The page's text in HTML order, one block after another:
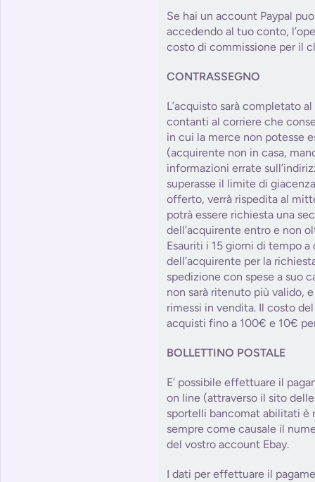
Se hai un account Paypal
accedendo al tuo conto,
costo di commissione per il
CONTRASSEGNO
L’acquisto sarà completato
contanti al corriere che
in cui la merce non potesse
(acquirente non in casa,
informazioni errate
superasse il limite di
offerto, verrà rispedita al
potrà essere richiesta una
dell’acquirente entro e non
Esauriti i 15 giorni di tempo a
dell’acquirente per la
spedizione con spese a suo
non sarà ritenuto più valido,
rimessi in vendita. Il costo
acquisti fino a 100€ e 10€
BOLLETTINO POSTALE
E’ possibile effettuare il
on line (attraverso il sito
sportelli bancomat abilitati è
sempre come causale il
del vostro account Ebay.
I dati per effettuare il